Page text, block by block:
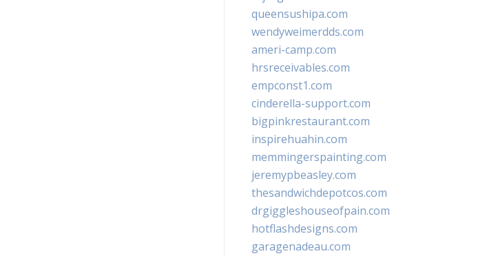
queensushipa.com
wendyweimerdds.com
ameri-camp.com
hrsreceivables.com
empconst1.com
cinderella-support.com
bigpinkrestaurant.com
inspirehuahin.com
memmingerspainting.com
jeremypbeasley.com
thesandwichdepotcos.com
drgiggleshouseofpain.com
hotflashdesigns.com
garagenadeau.com